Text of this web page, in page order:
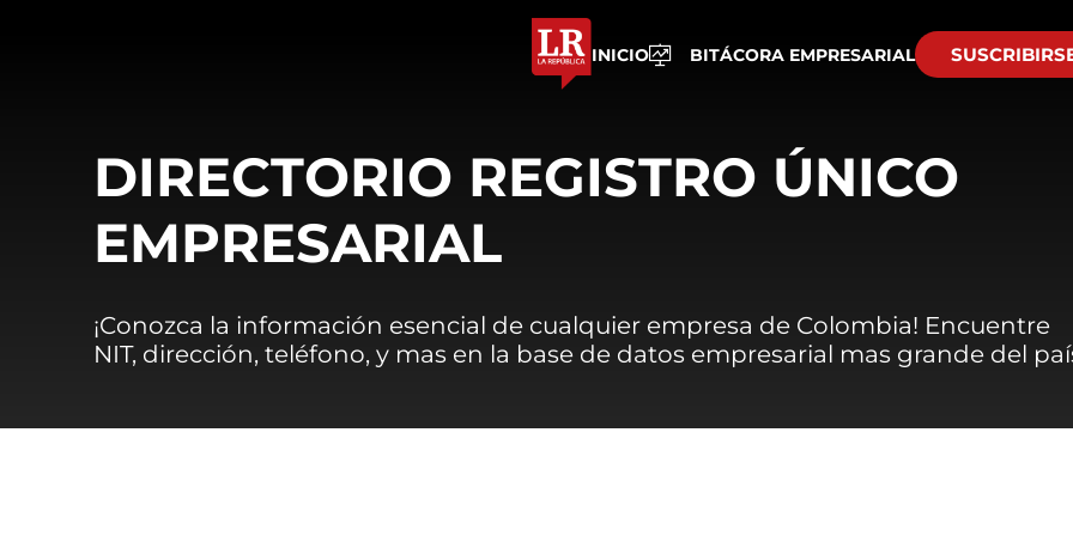
INICIO BITÁCORA EMPRESARIAL
DIRECTORIO REGISTRO ÚNICO
EMPRESARIAL
¡Conozca la información esencial de cualquier empresa de Colombia! Encuentre
NIT, dirección, teléfono, y mas en la base de datos empresarial mas grande del